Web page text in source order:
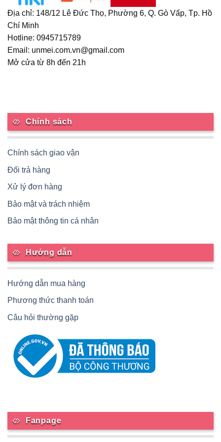
Địa chỉ: 148/12 Lê Đức Thọ, Phường 6, Q. Gò Vấp, Tp. Hồ
Chí Minh
Hotline: 0945715789
Email: unmei.com.vn@gmail.com
Mở cửa từ 8h đến 21h
Chính sách
Chính sách giao vận
Đổi trả hàng
Xử lý đơn hàng
Bảo mật và trách nhiệm
Bảo mật thông tin cá nhân
Hướng dẫn
Hướng dẫn mua hàng
Phương thức thanh toán
Câu hỏi thường gặp
Fanpage